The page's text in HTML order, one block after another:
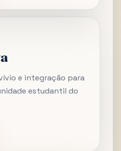
e integração para
estudantil do